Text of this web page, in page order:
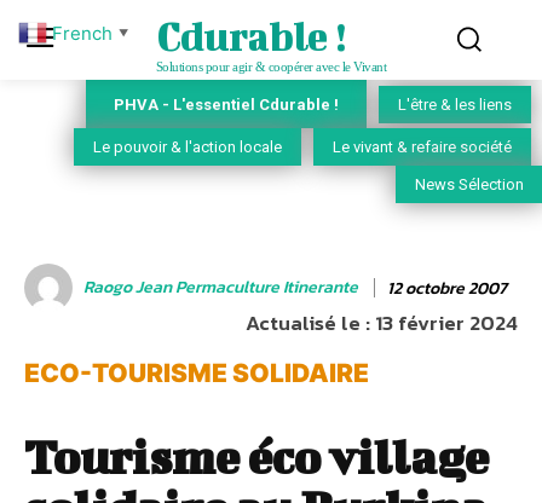
Cdurable !
Solutions pour agir & coopérer avec le Vivant
PHVA - L'essentiel Cdurable ! L'être & les liens
Le pouvoir & l'action locale Le vivant & refaire société
News Sélection
Raogo Jean Permaculture Itinerante 12 octobre 2007
Actualisé le :13 février 2024
ECO-TOURISME SOLIDAIRE
Tourisme éco village
French ▼